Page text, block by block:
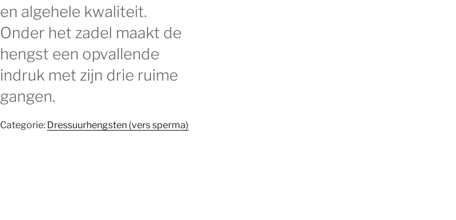
en algehele kwaliteit.
Onder het zadel maakt de
hengst een opvallende
indruk met zijn drie ruime
gangen.
Categorie: Dressuurhengsten (vers sperma)